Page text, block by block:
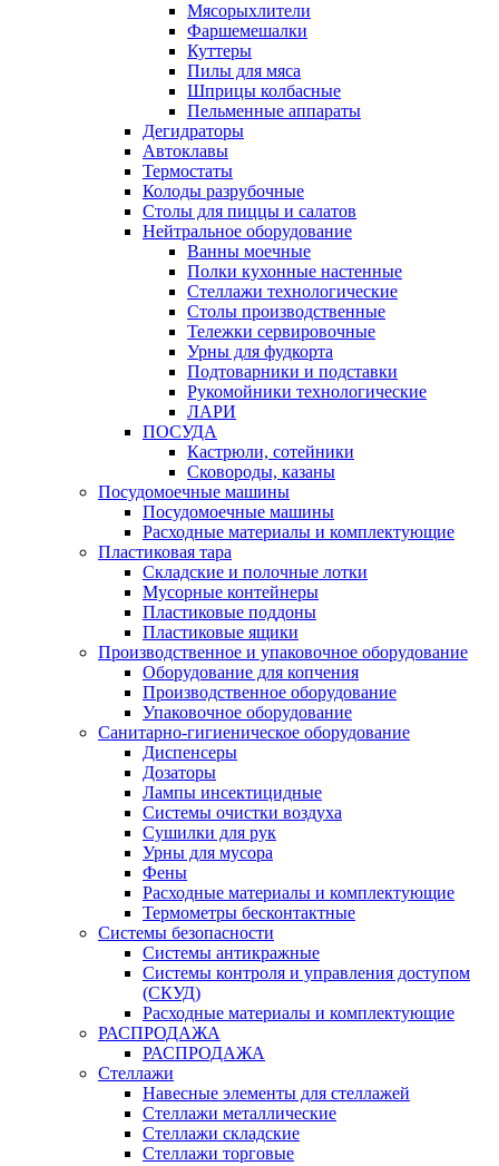
Мясорыхлители
Фаршемешалки
Куттеры
Пилы для мяса
Шприцы колбасные
Пельменные аппараты
Дегидраторы
Автоклавы
Термостаты
Колоды разрубочные
Столы для пиццы и салатов
Нейтральное оборудование
Ванны моечные
Полки кухонные настенные
Стеллажи технологические
Столы производственные
Тележки сервировочные
Урны для фудкорта
Подтоварники и подставки
Рукомойники технологические
ЛАРИ
ПОСУДА
Кастрюли, сотейники
Сковороды, казаны
Посудомоечные машины
Посудомоечные машины
Расходные материалы и комплектующие
Пластиковая тара
Складские и полочные лотки
Мусорные контейнеры
Пластиковые поддоны
Пластиковые ящики
Производственное и упаковочное оборудование
Оборудование для копчения
Производственное оборудование
Упаковочное оборудование
Санитарно-гигиеническое оборудование
Диспенсеры
Дозаторы
Лампы инсектицидные
Системы очистки воздуха
Сушилки для рук
Урны для мусора
Фены
Расходные материалы и комплектующие
Термометры бесконтактные
Системы безопасности
Системы антикражные
Системы контроля и управления доступом
(СКУД)
Расходные материалы и комплектующие
РАСПРОДАЖА
РАСПРОДАЖА
Стеллажи
Навесные элементы для стеллажей
Стеллажи металлические
Стеллажи складские
Стеллажи торговые